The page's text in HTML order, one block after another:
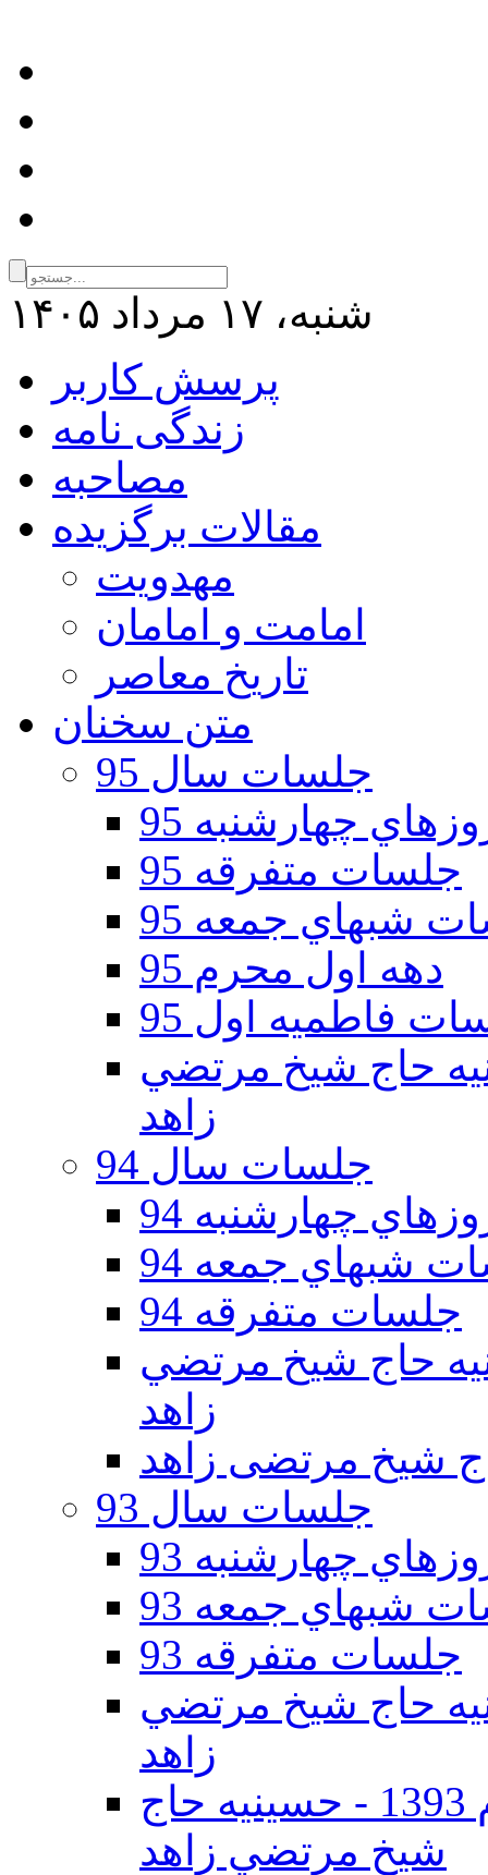
شنبه، ۱۷ مرداد ۱۴۰۵
پرسش کاربر
زندگی نامه
مصاحبه
مقالات برگزیده
مهدویت
امامت و امامان
تاریخ معاصر
متن سخنان
جلسات سال 95
چهارشنبه 95
جلسات متفرقه 95
شبهاي جمعه 95
دهه اول محرم 95
فاطمیه اول 95
دوم 95 - حسينيه حاج شيخ مرتضي
زاهد
جلسات سال 94
چهارشنبه 94
شبهاي جمعه 94
جلسات متفرقه 94
دوم 94 - حسينيه حاج شيخ مرتضي
زاهد
جلسات سال 93
چهارشنبه 93
شبهاي جمعه 93
جلسات متفرقه 93
دوم 93 - حسينيه حاج شيخ مرتضي
زاهد
جلسات دهه اول محرم الحرام 1393 - حسينيه حاج
شيخ مرتضي زاهد